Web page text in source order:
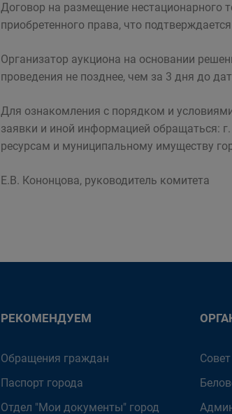
Договор на размещение нестационарного
приобретенного права, что
Организатор аукциона на основании
проведения не позднее, чем за 3 дня до
Для ознакомления с порядком и
заявки и иной информацией обращаться:
ресурсам и муниципальному имуществу
Е.В. Кононцова, руководитель комитета
РЕКОМЕНДУЕМ
Обращения граждан
Паспорт города
Отдел "Мои документы" город